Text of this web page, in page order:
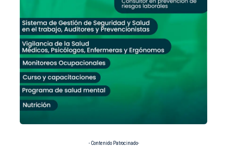
- Contenido Patrocinado-